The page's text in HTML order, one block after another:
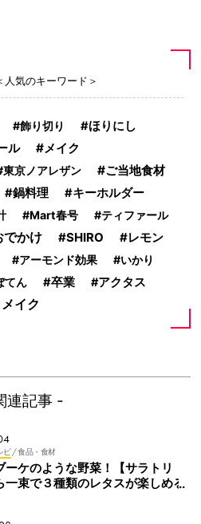
人気のキーワード＞
飾り切り ほりにし
ル メイク
東京ノアレザン
ご当地食材
鍋料理 キーホルダー
Mart春号 ティファール
でかけ SHIRO レモン
アーモンド効果 いかり
てん 卒業 アクタス
メイク
連記事 -
ピ/ 食品・食材
ーケのような野菜！【サラトリ
一束で３種類のレタスが楽しめる